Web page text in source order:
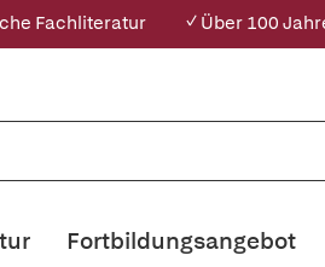
Fachliteratur ✓ Über 100
Fortbildungsangebot